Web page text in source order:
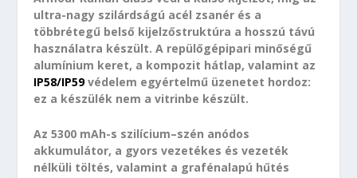
ultra-nagy szilárdságú acél zsanér és a
többrétegű belső kijelzőstruktúra a hosszú távú
használatra készült. A repülőgépipari minőségű
alumínium keret, a kompozit hátlap, valamint az
IP58/IP59védelem egyértelmű üzenetet hordoz:
ez a készülék nem a vitrinbe készült.
Az 5300 mAh-s szilícium–szén anódos
akkumulátor, a gyors vezetékes és vezeték
nélküli töltés, valamint a grafénalapú hűtés